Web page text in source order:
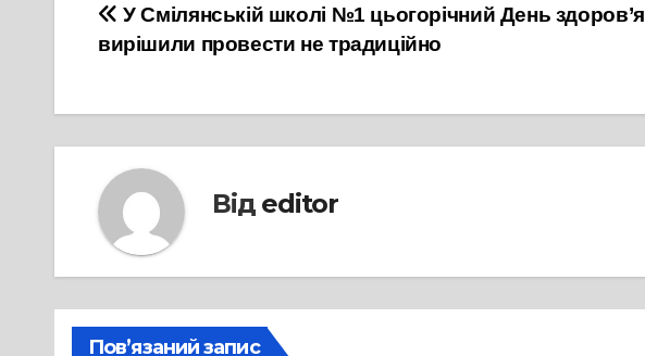
Навігація
записів
У Смілянській школі №1 цьогорічний День здоров’я
вирішили провести не традиційно
Від editor
Пов’язаний запис